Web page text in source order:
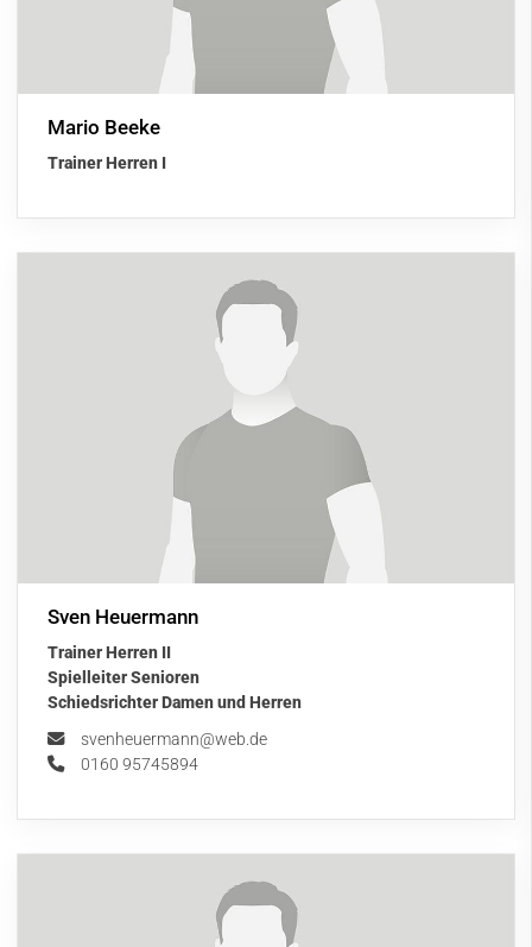
Mario Beeke
Trainer Herren I
Sven Heuermann
Trainer Herren II
Spielleiter Senioren
Schiedsrichter Damen und Herren
svenheuermann@web.de
0160 95745894